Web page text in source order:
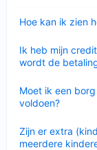
Hoe kan ik zien
Ik heb mijn
wordt de
Moet ik een
voldoen?
Zijn er extra
meerdere